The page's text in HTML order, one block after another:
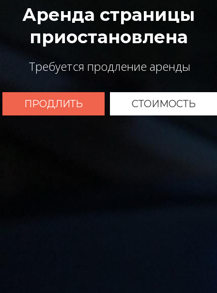
Аренда страницы
приостановлена
Требуется продление аренды
ПРОДЛИТЬ СТОИМОСТЬ